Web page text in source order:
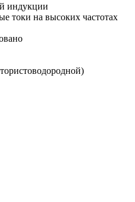
индукции
токи на высоких частотах